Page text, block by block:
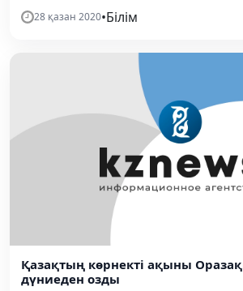
28 қазан 2020•Білім
Қазақтың көрнекті ақыны
дүниеден озды